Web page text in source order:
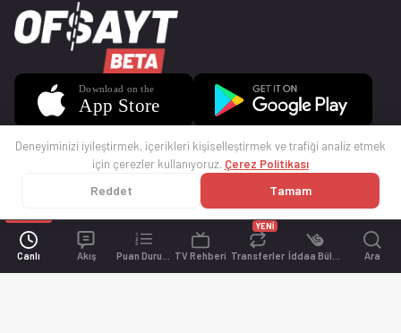
Canlı Akış TV Rehberi Transferler
YENİ
Ara
© 2025 Ofsayt
Deneyiminizi iyileştirmek, içerikleri kişiselleştirmek ve trafiği analiz etmek
için çerezler kullanıyoruz. Çerez Politikası
Reddet Tamam